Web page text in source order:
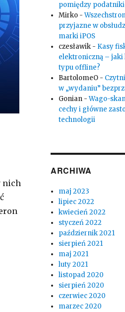
nich
pomiędzy
Mirko -
przyjazne w
marki iPOS
czesławik - Kasy
elektroniczną – jaki
typu offline?
BartolomeO -
w „wydaniu”
Gonian -Wago-
cechy i główne
technologii
ARCHIWA
maj 2023
lipiec 2022
kwiecień 2022
styczeń 2022
październik 2021
sierpień 2021
maj 2021
luty 2021
listopad 2020
sierpień 2020
czerwiec 2020
marzec 2020